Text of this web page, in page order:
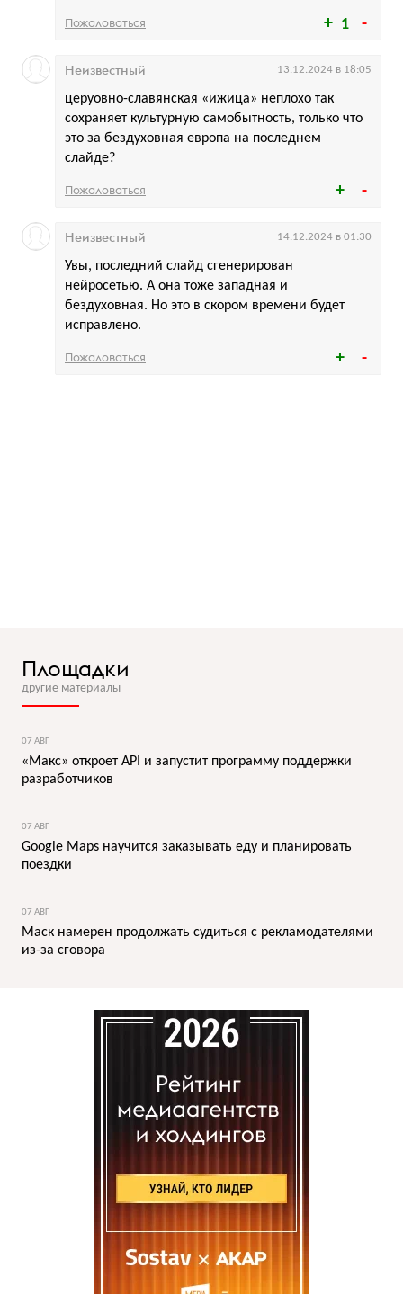
1
Пожаловаться
церуовно-славянская «ижица» неплохо так
сохраняет культурную самобытность, только что
это за бездуховная европа на последнем
слайде?
Неизвестный 13.12.2024 в 18:05
Пожаловаться
Увы, последний слайд сгенерирован
нейросетью. А она тоже западная и
бездуховная. Но это в скором времени будет
исправлено.
Неизвестный 14.12.2024 в 01:30
Пожаловаться
Площадки
другие материалы
07 АВГ
«Макс» откроет API и запустит программу поддержки
разработчиков
07 АВГ
Google Maps научится заказывать еду и планировать
поездки
07 АВГ
Маск намерен продолжать судиться с рекламодателями
из-за сговора